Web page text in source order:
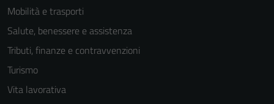
Mobilità e trasporti
Salute, benessere e assistenza
Tributi, finanze e contravvenzioni
Turismo
Vita lavorativa